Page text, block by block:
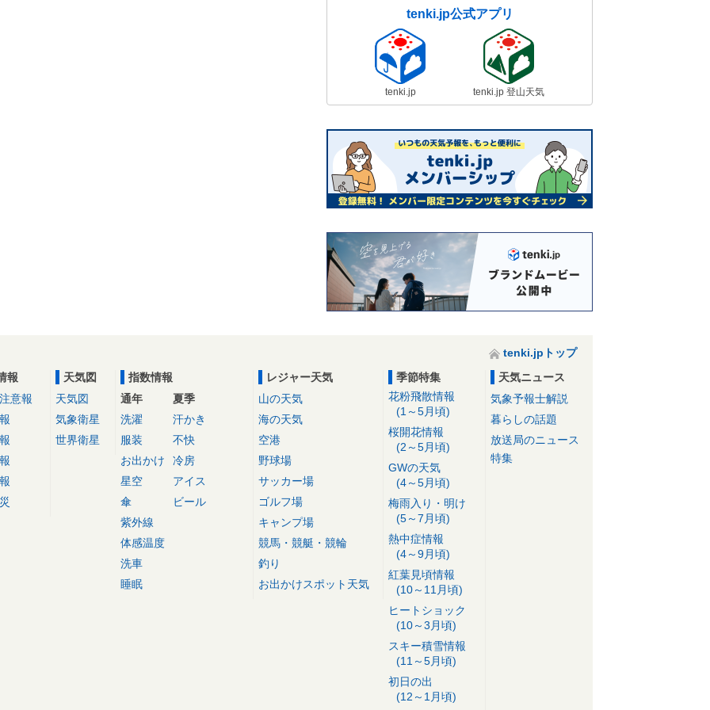
tenki.jp公式アプリ
tenki.jp tenki.jp 登山天気
tenki.jpトップ
報
意報
天気図
天気図
気象衛星
世界衛星
指数情報
通年
洗濯
服装
お出かけ
星空
傘
紫外線
体感温度
洗車
睡眠
夏季
汗かき
不快
冷房
アイス
ビール
レジャー天気
山の天気
海の天気
空港
野球場
サッカー場
ゴルフ場
キャンプ場
競馬・競艇・競輪
釣り
お出かけスポット天気
季節特集
花粉飛散情報
(1～5月頃)
桜開花情報
(2～5月頃)
GWの天気
(4～5月頃)
梅雨入り・明け
(5～7月頃)
熱中症情報
(4～9月頃)
紅葉見頃情報
(10～11月頃)
ヒートショック
(10～3月頃)
スキー積雪情報
(11～5月頃)
初日の出
(12～1月頃)
天気ニュース
気象予報士解説
暮らしの話題
放送局のニュース
特集